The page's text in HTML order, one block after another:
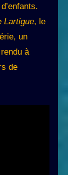
Lartigue, le
un
à
de